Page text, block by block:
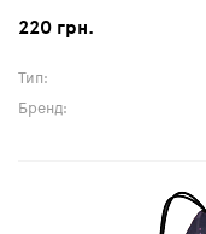
220 грн.
Тип:
Бренд: